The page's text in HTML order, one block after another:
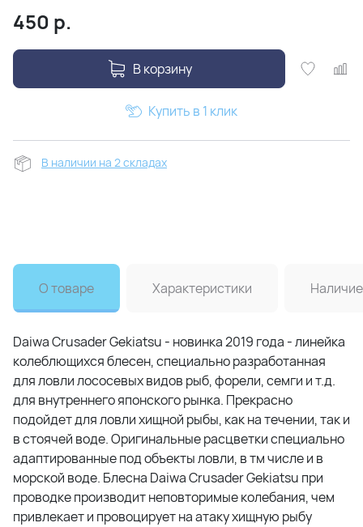
450 р.
В корзину
Купить в 1 клик
В наличии на 2 складах
О товаре Характеристики Наличие
Daiwa Crusader Gekiatsu - новинка 2019 года - линейка
колеблющихся блесен, специально разработанная
для ловли лососевых видов рыб, форели, семги и т.д.
для внутреннего японского рынка. Прекрасно
подойдет для ловли хищной рыбы, как на течении, так и
в стоячей воде. Оригинальные расцветки специально
адаптированные под объекты ловли, в тм числе и в
морской воде. Блесна Daiwa Crusader Gekiatsu при
проводке производит неповторимые колебания, чем
привлекает и провоцирует на атаку хищную рыбу